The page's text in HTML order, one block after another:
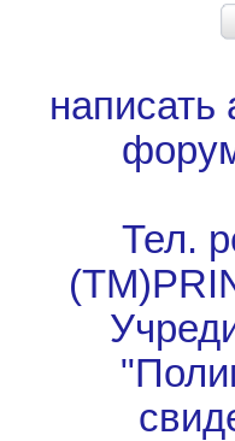
написать
Тел.